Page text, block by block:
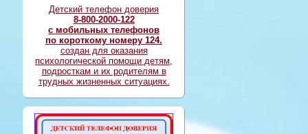
Детский телефон доверия
8-800-2000-122
с мобильных телефонов
по короткому номеру 124.
создан для оказания
психологической помощи детям,
подросткам и их родителям в
трудных жизненных ситуациях.